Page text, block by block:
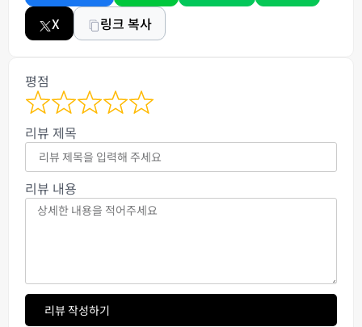
X
링크 복사
평점
리뷰 제목
리뷰 내용
리뷰 작성하기